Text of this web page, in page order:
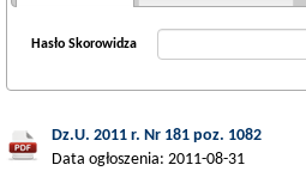
Hasło Skorowidza
Dz.U. 2011 r. Nr 181 poz. 1082
Data ogłoszenia: 2011-08-31